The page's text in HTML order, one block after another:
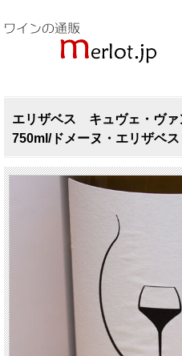
エリザベス キュヴェ・ヴ
750ml/ドメーヌ・エリザベス